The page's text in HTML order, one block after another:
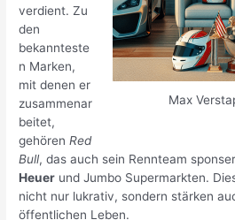
Max
verdient. Zu
den
bekannteste
n Marken,
mit denen er
zusammenar
beitet,
gehörenRed
Bull, das auch sein Rennteam
Heuer und Jumbo Supermarkten.
nicht nur lukrativ, sondern stärken
öffentlichen Leben.